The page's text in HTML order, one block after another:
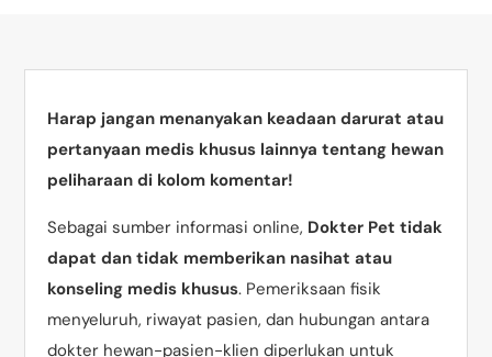
Harap jangan menanyakan keadaan darurat atau
pertanyaan medis khusus lainnya tentang hewan
peliharaan di kolom komentar!
Sebagai sumber informasi online, Dokter Pet tidak
dapat dan tidak memberikan nasihat atau
konseling medis khusus. Pemeriksaan fisik
menyeluruh, riwayat pasien, dan hubungan antara
dokter hewan-pasien-klien diperlukan untuk